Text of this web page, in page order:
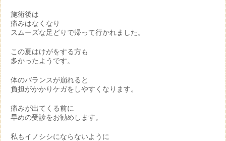
施術後は
痛みはなくなり
スムーズな足どりで帰って行かれました。
この夏はけがをする方も
多かったようです。
体のバランスが崩れると
負担がかかりケガをしやすくなります。
痛みが出てくる前に
早めの受診をお勧めします。
私もイノシシにならないように